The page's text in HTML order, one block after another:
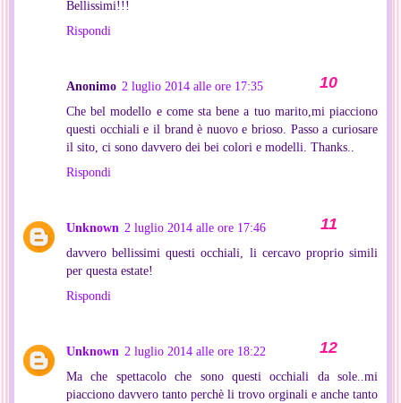
Bellissimi!!!
Rispondi
Anonimo 2 luglio 2014 alle ore 17:35
Che bel modello e come sta bene a tuo marito,mi piacciono
questi occhiali e il brand è nuovo e brioso. Passo a curiosare
il sito, ci sono davvero dei bei colori e modelli. Thanks..
Rispondi
Unknown 2 luglio 2014 alle ore 17:46
davvero bellissimi questi occhiali, li cercavo proprio simili
per questa estate!
Rispondi
Unknown 2 luglio 2014 alle ore 18:22
Ma che spettacolo che sono questi occhiali da sole..mi
piacciono davvero tanto perchè li trovo orginali e anche tanto